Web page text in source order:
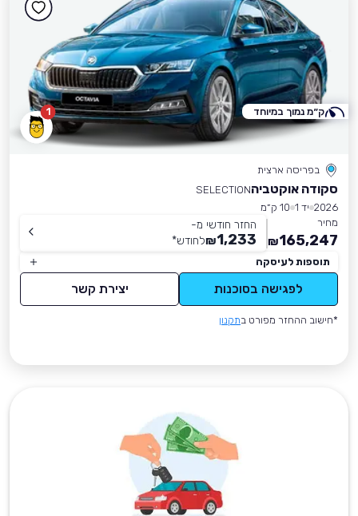
1
בפריסה ארצית
סקודה אוקטביהSELECTION
2026 יד 1
10 ק״מ
מחיר
165,247
₪
החזר חודשי מ-
1,233
₪לחודש*
תוספות לעיסקה
לפגישה בסוכנות יצירת קשר
*חישוב ההחזר מפורט בתקנון
ק״מ נמוך במיוחד